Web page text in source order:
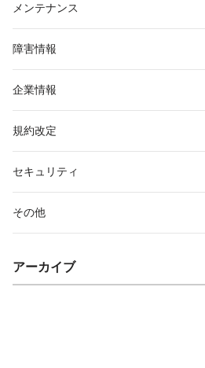
メンテナンス
障害情報
企業情報
規約改定
セキュリティ
その他
アーカイブ